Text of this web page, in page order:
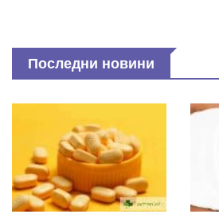
Последни новини